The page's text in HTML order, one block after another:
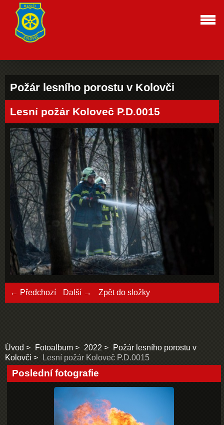
Požár lesního porostu v Kolovči
Lesní požár Koloveč P.D.0015
← Předchozí Další → Zpět do složky
Úvod Fotoalbum 2022
Požár lesního porostu v
Kolovči
Lesní požár Koloveč P.D.0015
Poslední fotografie